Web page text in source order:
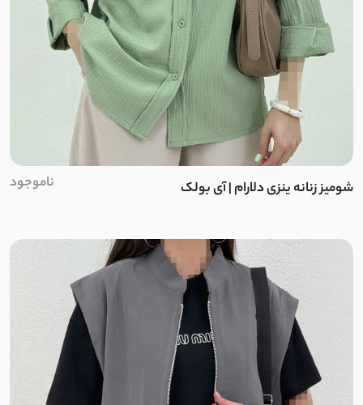
ورنی
میکرو تنسل
الیزه
کتان صابونی
پوپلین نخ
لینن ترک
لینن مشبک
لینن ایتالیایی
پفکی
شومیز زنانه ینزی دلارام | آی بولک ناموجود